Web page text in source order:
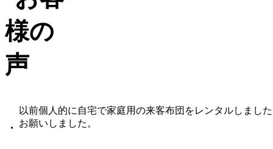
・
以前個人的に自宅で家庭用の来客布団をレンタルしまし
お願いしました。